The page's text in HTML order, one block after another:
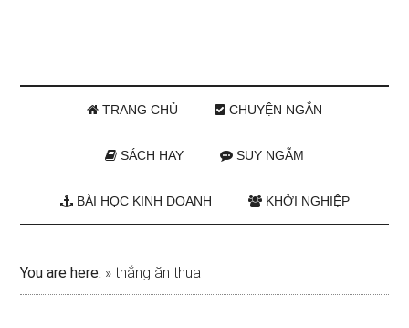
TRANG CHỦ CHUYỆN NGẮN
SÁCH HAY SUY NGẪM
BÀI HỌC KINH DOANH KHỞI NGHIỆP
You are here: »thắng ăn thua